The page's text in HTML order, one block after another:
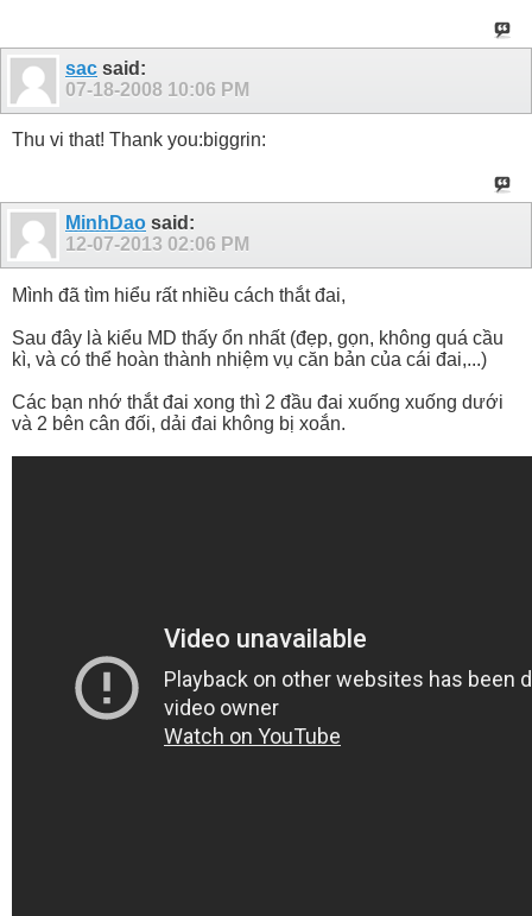
sac said:
07-18-2008 10:06 PM
Thu vi that! Thank you:biggrin:
MinhDao said:
12-07-2013 02:06 PM
Mình đã tìm hiểu rất nhiều cách thắt đai,
Sau đây là kiểu MD thấy ổn nhất (đẹp, gọn, không quá cầu
kì, và có thể hoàn thành nhiệm vụ căn bản của cái đai,...)
Các bạn nhớ thắt đai xong thì 2 đầu đai xuống xuống dưới
và 2 bên cân đối, dải đai không bị xoắn.